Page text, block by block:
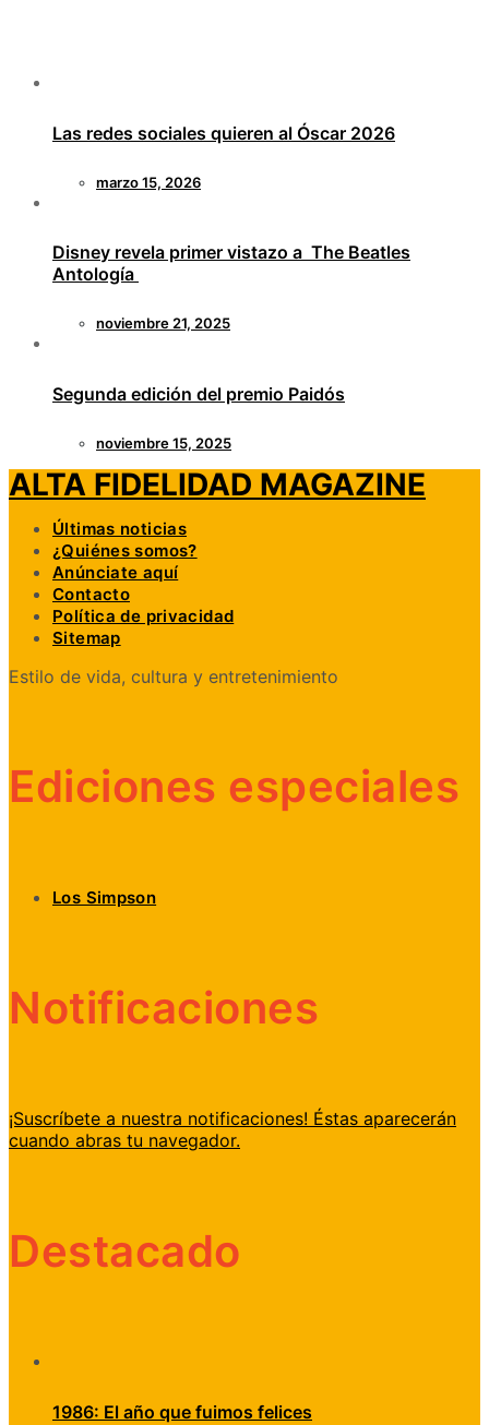
Las redes sociales quieren al Óscar 2026
marzo 15, 2026
Disney revela primer vistazo a The Beatles
Antología
noviembre 21, 2025
Segunda edición del premio Paidós
noviembre 15, 2025
ALTA FIDELIDAD MAGAZINE
Últimas noticias
¿Quiénes somos?
Anúnciate aquí
Contacto
Política de privacidad
Sitemap
Estilo de vida, cultura y entretenimiento
Ediciones especiales
Los Simpson
Notificaciones
¡Suscríbete a nuestra notificaciones! Éstas aparecerán
cuando abras tu navegador.
Destacado
1986: El año que fuimos felices